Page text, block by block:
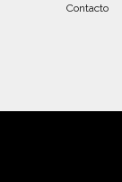
Contacto